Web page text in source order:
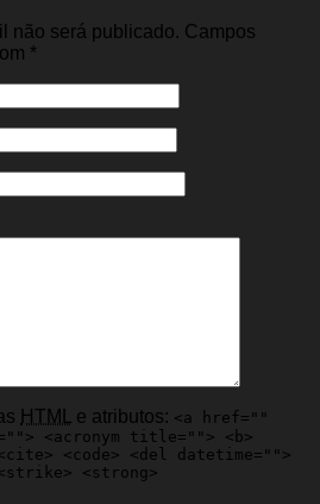
não será publicado. Campos
*
HTML e atributos: <a href=""
<acronym title=""> <b>
<code> <del datetime="">
<strong>